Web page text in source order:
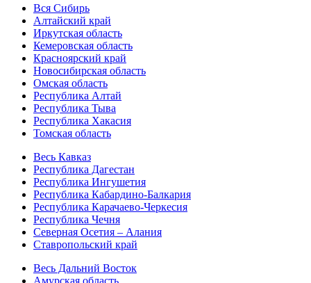
Вся Сибирь
Алтайский край
Иркутская область
Кемеровская область
Красноярский край
Новосибирская область
Омская область
Республика Алтай
Республика Тыва
Республика Хакасия
Томская область
Весь Кавказ
Республика Дагестан
Республика Ингушетия
Республика Кабардино-Балкария
Республика Карачаево-Черкесия
Республика Чечня
Северная Осетия – Алания
Ставропольский край
Весь Дальний Восток
Амурская область